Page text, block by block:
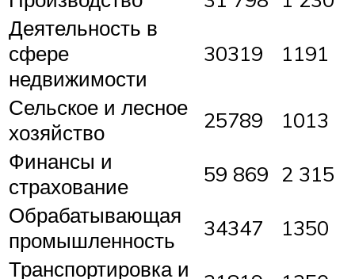
Деятельность в
сфере
недвижимости
30319 1191
Сельское и лесное
хозяйство
25789
1013
Финансы и
страхование
59 869 2 315
Обрабатывающая
промышленность
34347
1350
Транспортировка и